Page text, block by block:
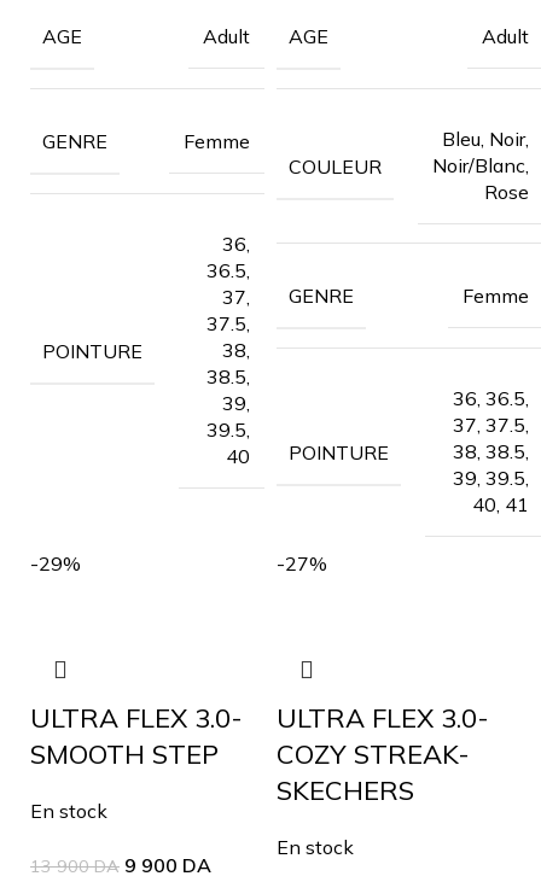
AGE Adult
GENRE Femme
POINTURE
36,
36.5,
37,
37.5,
38,
38.5,
39,
39.5,
40
AGE Adult
COULEUR
Bleu, Noir,
Noir/Blanc,
Rose
GENRE Femme
POINTURE
36, 36.5,
37, 37.5,
38, 38.5,
39, 39.5,
40, 41
-29%
ULTRA FLEX 3.0-
SMOOTH STEP
En stock
13 900DA 9 900 DA
-27%
ULTRA FLEX 3.0-
COZY STREAK-
SKECHERS
En stock